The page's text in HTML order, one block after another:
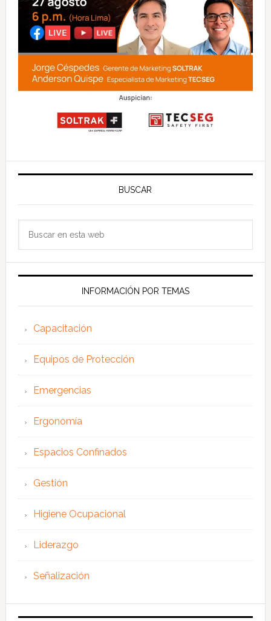
BUSCAR
web
INFORMACIÓN POR TEMAS
Capacitación
Equipos de Protección
Emergencias
Ergonomía
Espacios Confinados
Gestión
Higiene Ocupacional
Liderazgo
Señalización